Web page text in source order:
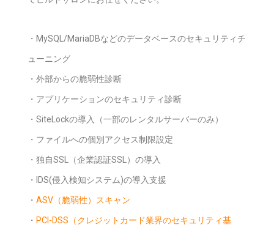
・MySQL/MariaDBなどのデータベースのセキュリティチ
ューニング
・外部からの脆弱性診断
・アプリケーションのセキュリティ診断
・SiteLockの導入（一部のレンタルサーバーのみ）
・ファイルへの個別アクセス制限設定
・独自SSL（企業認証SSL）の導入
・IDS(侵入検知システム)の導入支援
・ ASV（脆弱性）スキャン
・ PCI-DSS（クレジットカード業界のセキュリティ基